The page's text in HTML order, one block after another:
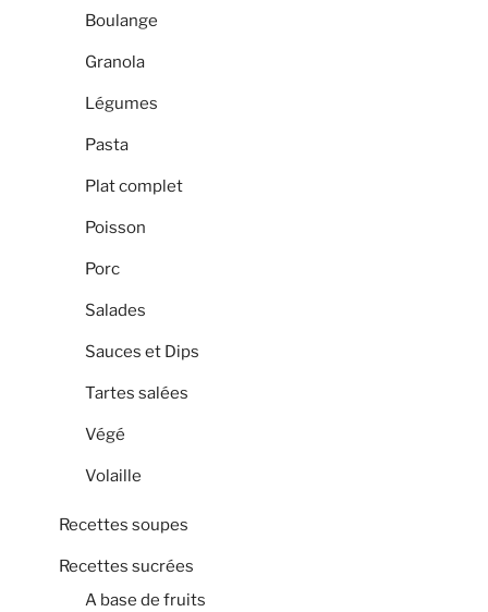
Boulange
Granola
Légumes
Pasta
Plat complet
Poisson
Porc
Salades
Sauces et Dips
Tartes salées
Végé
Volaille
Recettes soupes
Recettes sucrées
A base de fruits